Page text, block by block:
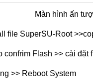
Màn hình ấn
file SuperSU-Root
confrim Flash >> cài đặt
>> Reboot System